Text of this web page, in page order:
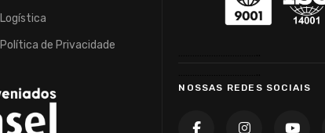
Logística
Política de Privacidade
NOSSAS REDES SOCIAIS